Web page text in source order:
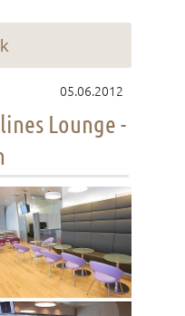
05.06.2012
Lounge -